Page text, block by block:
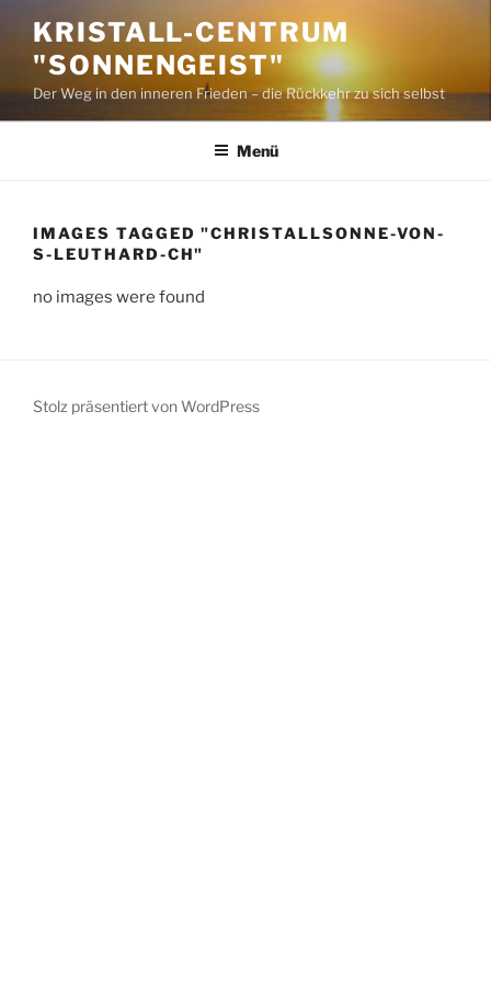
Inhalt
springen
KRISTALL-CENTRUM
"SONNENGEIST"
Der Weg in den inneren Frieden – die Rückkehr zu sich selbst
Menü
IMAGES TAGGED "CHRISTALLSONNE-VON-
S-LEUTHARD-CH"
no images were found
Stolz präsentiert von WordPress